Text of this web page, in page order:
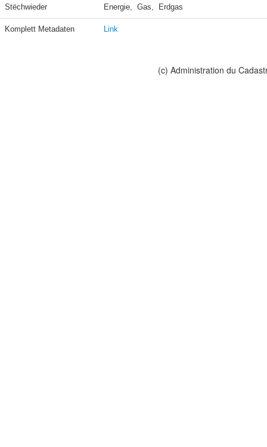
Stëchwieder Energie,  Gas,  Erdgas
Komplett Metadaten Link
(c) Administration du